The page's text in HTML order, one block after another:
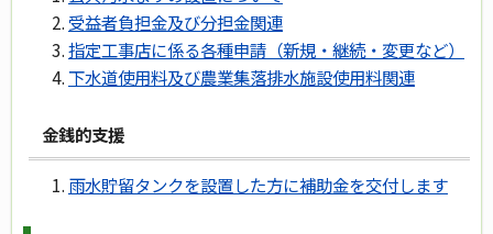
受益者負担金及び分担金関連
指定工事店に係る各種申請（新規・継続・変更など）
下水道使用料及び農業集落排水施設使用料関連
金銭的支援
雨水貯留タンクを設置した方に補助金を交付します